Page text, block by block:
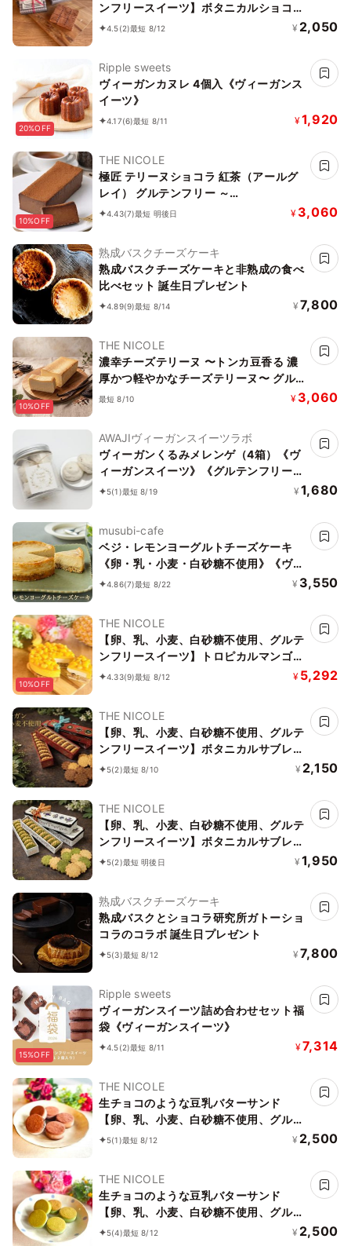
ンフリースイーツ】ボタニカルショコラ
京豆腐生チョコ 《ヴィーガンスイー
4.5(2)最短 8/12 ¥ 2,050
20%OFF
Ripple sweets
ヴィーガンカヌレ 4個入《ヴィーガンス
イーツ》
4.17(6)最短 8/11 ¥1,920
10%OFF
THE NICOLE
極匠 テリーヌショコラ 紅茶（アールグ
レイ） グルテンフリー ～
TOROKETERU～【濃厚な口溶けは美味
4.43(7)最短 明後日 ¥ 3,060
熟成バスクチーズケーキ
熟成バスクチーズケーキと非熟成の食べ
比べセット 誕生日プレゼント
4.89(9)最短 8/14 ¥ 7,800
10%OFF
THE NICOLE
濃幸チーズテリーヌ 〜トンカ豆香る 濃
厚かつ軽やかなチーズテリーヌ〜 グル
テンフリー
最短 8/10 ¥ 3,060
AWAJIヴィーガンスイーツラボ
ヴィーガンくるみメレンゲ（4箱）《ヴ
ィーガンスイーツ》《グルテンフリー》
《アレルギー考慮》
5(1)最短 8/19 ¥ 1,680
musubi-cafe
ベジ・レモンヨーグルトチーズケーキ
《卵・乳・小麦・白砂糖不使用》《ヴィ
ーガンスイーツ・ヴィーガンケーキ》
4.86(7)最短 8/22 ¥ 3,550
10%OFF
THE NICOLE
【卵、乳、小麦、白砂糖不使用、グルテ
ンフリースイーツ】トロピカルマンゴー
バナーヌ 5号 15cm ～京豆腐仕立て～
4.33(9)最短 8/12 ¥ 5,292
THE NICOLE
【卵、乳、小麦、白砂糖不使用、グルテ
ンフリースイーツ】ボタニカルサブレ
カカオ、黒糖バニラサブレ缶 2種アソー
5(2)最短 8/10 ¥ 2,150
THE NICOLE
【卵、乳、小麦、白砂糖不使用、グルテ
ンフリースイーツ】ボタニカルサブレ
京抹茶、黒糖バニラサブレ缶 2種アソー
5(2)最短 明後日 ¥ 1,950
熟成バスクチーズケーキ
熟成バスクとショコラ研究所ガトーショ
コラのコラボ 誕生日プレゼント
5(3)最短 8/12 ¥ 7,800
15%OFF
Ripple sweets
ヴィーガンスイーツ詰め合わせセット福
袋《ヴィーガンスイーツ》
4.5(2)最短 8/11 ¥7,314
THE NICOLE
生チョコのような豆乳バターサンド
【卵、乳、小麦、白砂糖不使用、グルテ
ンフリースイーツ】ボタニカルカカオサ
5(1)最短 8/12 ¥ 2,500
THE NICOLE
生チョコのような豆乳バターサンド
【卵、乳、小麦、白砂糖不使用、グルテ
ンフリースイーツ】ボタニカルサンド
5(4)最短 8/12 ¥ 2,500